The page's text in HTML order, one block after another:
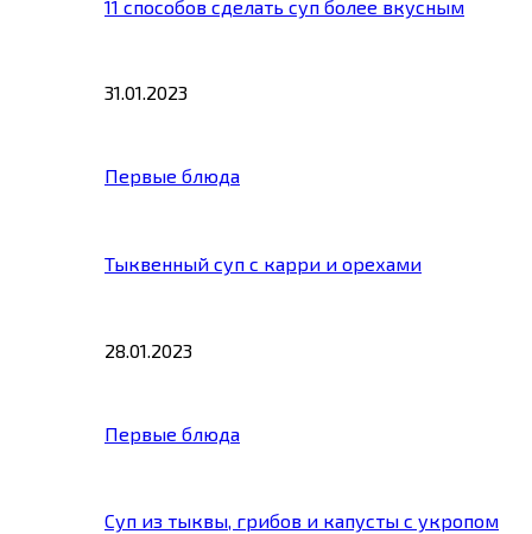
11 способов сделать суп более вкусным
31.01.2023
Первые блюда
Тыквенный суп с карри и орехами
28.01.2023
Первые блюда
Суп из тыквы, грибов и капусты с укропом